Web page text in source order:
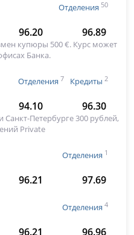
Отделения 50
96.20 96.89
купюры 500 €. Курс может
Банка.
Отделения 7 Кредиты 2
94.10 96.30
Петербурге 300 рублей,
Private
Отделения 1
96.21 97.69
Отделения 4
96.21 96.96